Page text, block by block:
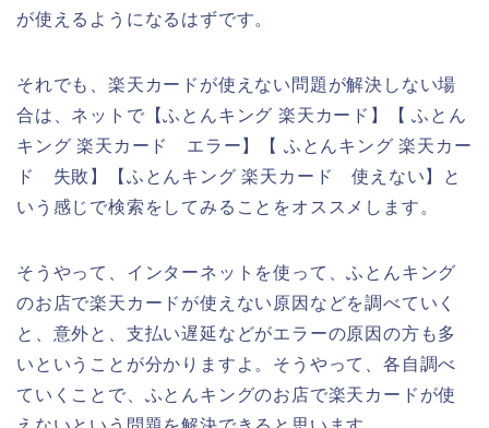
が使えるようになるはずです。
それでも、楽天カードが使えない問題が解決しない場
合は、ネットで【ふとんキング 楽天カード】【 ふとん
キング 楽天カード エラー】【 ふとんキング 楽天カー
ド 失敗】【ふとんキング 楽天カード 使えない】と
いう感じで検索をしてみることをオススメします。
そうやって、インターネットを使って、ふとんキング
のお店で楽天カードが使えない原因などを調べていく
と、意外と、支払い遅延などがエラーの原因の方も多
いということが分かりますよ。そうやって、各自調べ
ていくことで、ふとんキングのお店で楽天カードが使